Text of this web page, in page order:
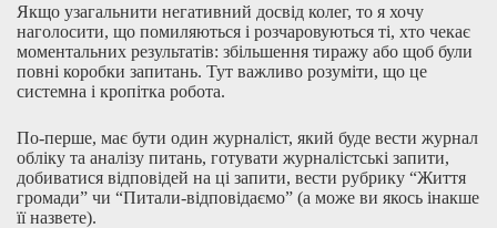
Якщо узагальнити негативний досвід колег, то я хочу
наголосити, що помиляються і розчаровуються ті, хто чекає
моментальних результатів: збільшення тиражу або щоб були
повні коробки запитань. Тут важливо розуміти, що це
системна і кропітка робота.
По-перше, має бути один журналіст, який буде вести журнал
обліку та аналізу питань, готувати журналістські запити,
добиватися відповідей на ці запити, вести рубрику “Життя
громади” чи “Питали-відповідаємо” (а може ви якось інакше
її назвете).